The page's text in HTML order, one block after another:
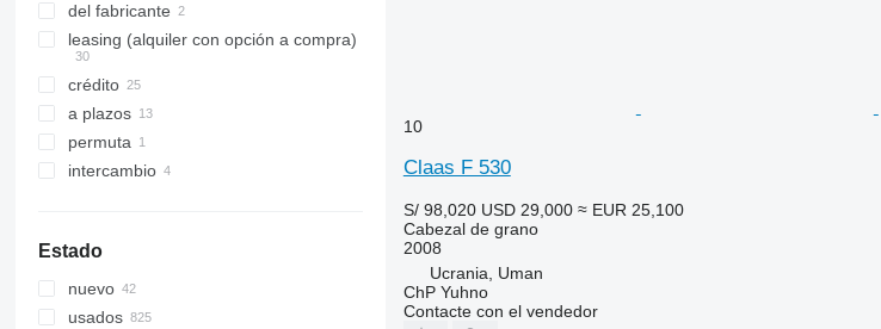
del fabricante
leasing (alquiler con opción a compra)
crédito
a plazos
permuta
intercambio
Estado
nuevo
usados
10
Claas F 530
S/ 98,020 USD 29,000 ≈ EUR 25,100
Cabezal de grano
2008
Ucrania, Uman
ChP Yuhno
Contacte con el vendedor